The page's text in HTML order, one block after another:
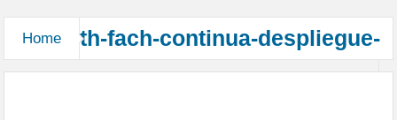
Home th-fach-continua-despliegue-